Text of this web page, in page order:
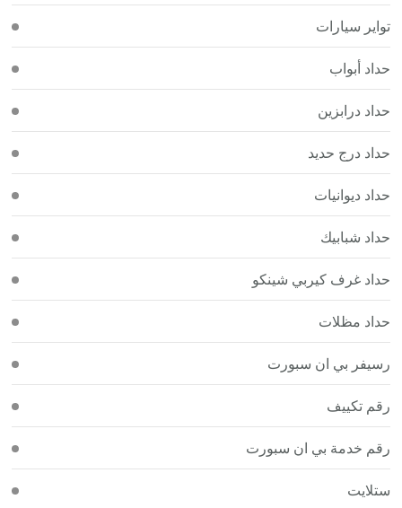
تواير سيارات
حداد أبواب
حداد درابزين
حداد درج حديد
حداد ديوانيات
حداد شبابيك
حداد غرف كيربي شينكو
حداد مظلات
رسيفر بي ان سبورت
رقم تكييف
رقم خدمة بي ان سبورت
ستلايت